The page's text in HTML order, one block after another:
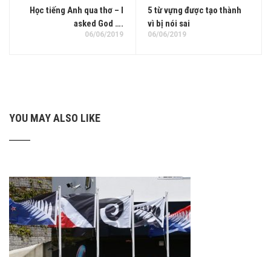
Học tiếng Anh qua thơ – I
asked God ….
06/06/2019
5 từ vựng được tạo thành
vì bị nói sai
06/06/2019
YOU MAY ALSO LIKE